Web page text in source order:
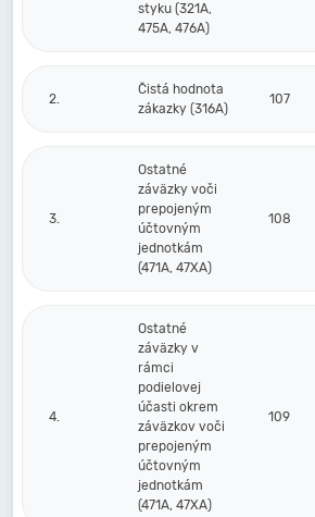
styku (321A,
475A, 476A)
2.
Čistá hodnota
zákazky (316A)
107
3.
Ostatné
záväzky voči
prepojeným
účtovným
jednotkám
(471A, 47XA)
108
4.
Ostatné
záväzky v
rámci
podielovej
účasti okrem
záväzkov voči
prepojeným
účtovným
jednotkám
(471A, 47XA)
109